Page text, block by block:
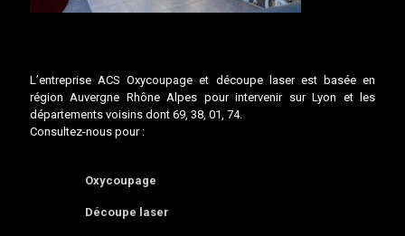
L’entrepriseACS Oxycoupage et découpe laserest basée en
régionAuvergne Rhône Alpes pour intervenir surLyon et les
départements voisins dont 69, 38, 01, 74.
Consultez-nous pour :
Oxycoupage
Découpe laser